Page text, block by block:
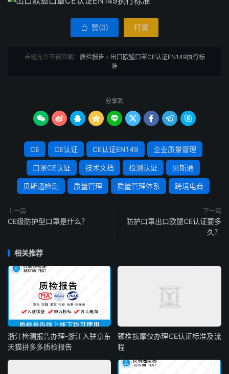
 赞(0) 打赏
未经允许不得转载： 质检报告» 出口欧盟口罩CE认证EN149执行标
准
分享到
        
CE CE认证 CE认证EN149 企业质量管理
口罩CE认证 技术文档 检测认证 贝斯通
贝斯通检测 质量管理 质量管理体系 跨境电商
上一篇
CE级防护型口罩是什么？
下一篇
防护口罩出口欧盟CE认证要多
久？
相关推荐
浙江检测报告办理-浙江入驻京东
天猫拼多多质检报告
颈椎按摩仪办理CE认证标准及流
程